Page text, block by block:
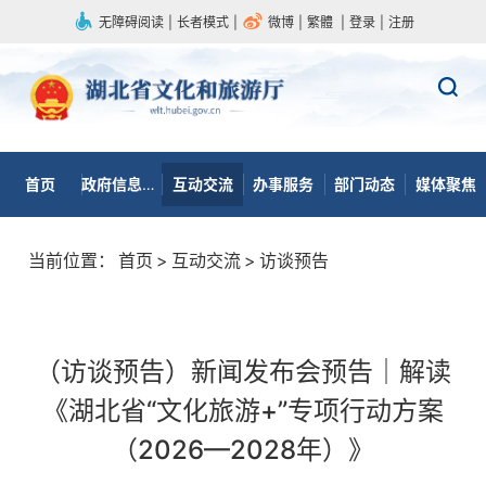
无障碍阅读 长者模式 微博 繁體 登录 注册
首页 政府信息公开 互动交流 办事服务 部门动态 媒体聚焦
当前位置： 首页 > 互动交流 > 访谈预告
（访谈预告）新闻发布会预告｜解读
《湖北省“文化旅游+”专项行动方案
（2026—2028年）》